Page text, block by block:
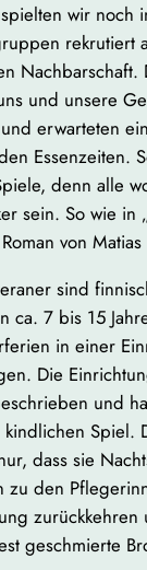
wir noch
rekrutiert
Nachbarschaft.
und unsere
erwarteten
Essenzeiten.
denn alle
sein. So wie in
von
sind
ca. 7 bis 15
in einer
Die
und
kindlichen Spiel.
dass sie
zu den
zurückkehren
geschmierte